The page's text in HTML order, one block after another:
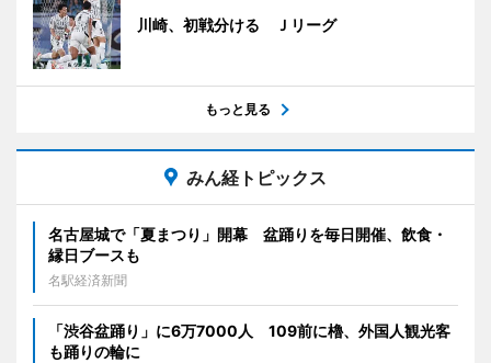
川崎、初戦分ける Ｊリーグ
もっと見る
みん経トピックス
名古屋城で「夏まつり」開幕 盆踊りを毎日開催、飲食・
縁日ブースも
名駅経済新聞
「渋谷盆踊り」に6万7000人 109前に櫓、外国人観光客
も踊りの輪に